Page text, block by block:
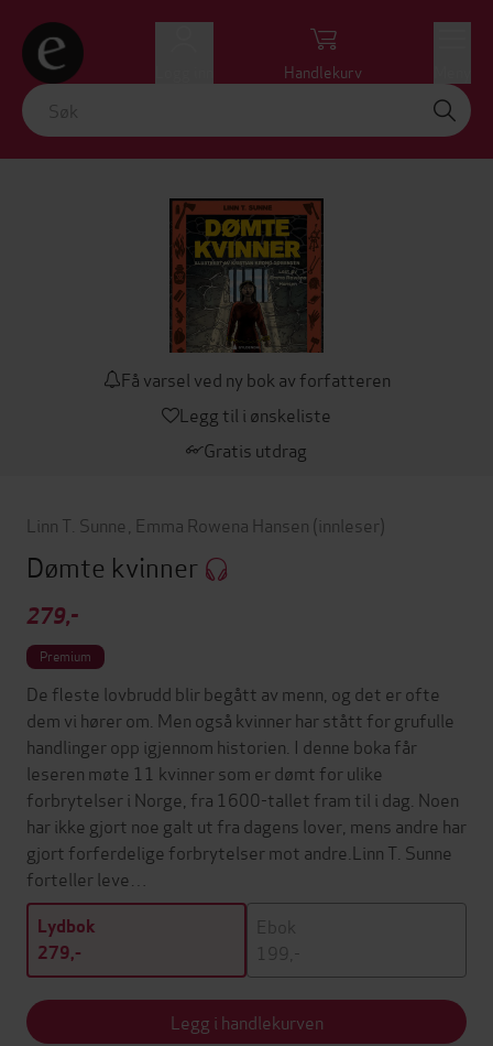
Handlekurv
Få varsel ved ny bok av forfatteren
Legg til i ønskeliste
Gratis utdrag
Linn T. Sunne Emma Rowena Hansen (innleser)
Dømte kvinner
279,-
Premium
De fleste lovbrudd blir begått av menn, og det er ofte
dem vi hører om. Men også kvinner har stått for grufulle
handlinger opp igjennom historien. I denne boka får
leseren møte 11 kvinner som er dømt for ulike
forbrytelser i Norge, fra 1600-tallet fram til i dag. Noen
har ikke gjort noe galt ut fra dagens lover, mens andre har
gjort forferdelige forbrytelser mot andre.Linn T. Sunne
forteller leve…
Lydbok
279,-
Ebok
199,-
Legg i handlekurven